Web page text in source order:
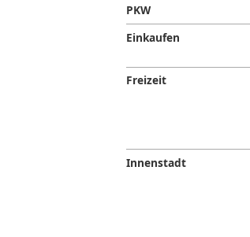
PKW
Einkaufen
Freizeit
Innenstadt